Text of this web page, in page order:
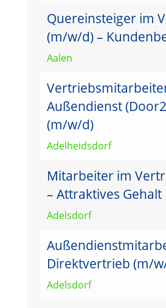
Quereinsteiger im
(m/w/d) –
Aalen
Außendienst
(m/w/d)
Adelheidsdorf
Mitarbeiter im
– Attraktives Gehalt
Adelsdorf
Direktvertrieb (m/
Adelsdorf